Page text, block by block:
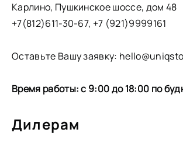
Карлино, Пушкинское шоссе, дом 48
+7(812)611-30-67, +7 (921)9999161
Оставьте Вашу заявку:
Время работы: с 9:00 до 18:00 по
Дилерам